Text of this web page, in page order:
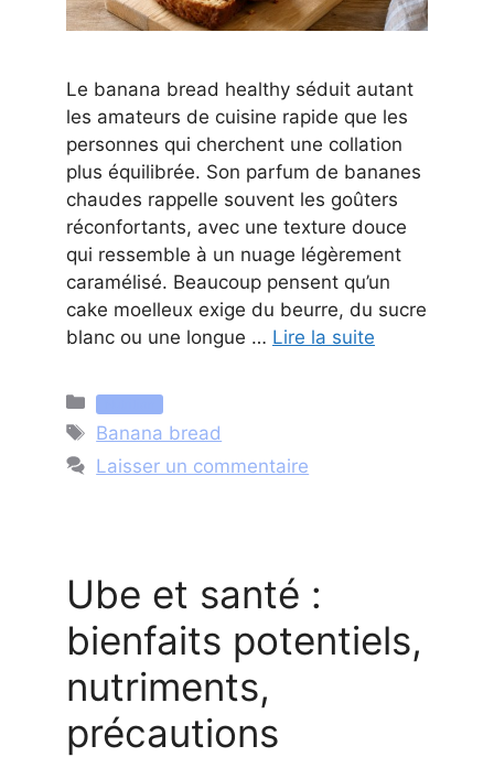
Le banana bread healthy séduit autant
les amateurs de cuisine rapide que les
personnes qui cherchent une collation
plus équilibrée. Son parfum de bananes
chaudes rappelle souvent les goûters
réconfortants, avec une texture douce
qui ressemble à un nuage légèrement
caramélisé. Beaucoup pensent qu’un
cake moelleux exige du beurre, du sucre
blanc ou une longue … Lire la suite
Catégories
Étiquettes
Banana bread
Laisser un commentaire
Ube et santé :
bienfaits potentiels,
nutriments,
précautions